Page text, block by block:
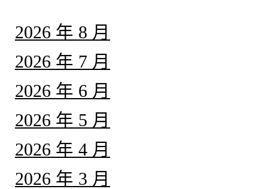
2026 年 8 月
2026 年 7 月
2026 年 6 月
2026 年 5 月
2026 年 4 月
2026 年 3 月